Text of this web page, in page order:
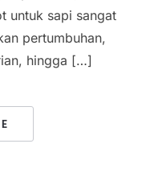
untuk sapi sangat
pertumbuhan,
hingga […]